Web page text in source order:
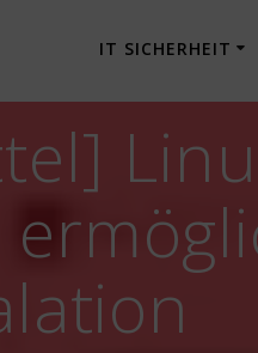
IT SICHERHEIT